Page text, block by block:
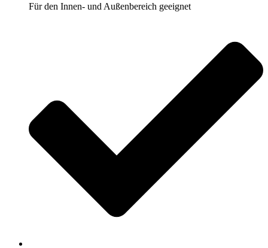
Für den Innen- und Außenbereich geeignet